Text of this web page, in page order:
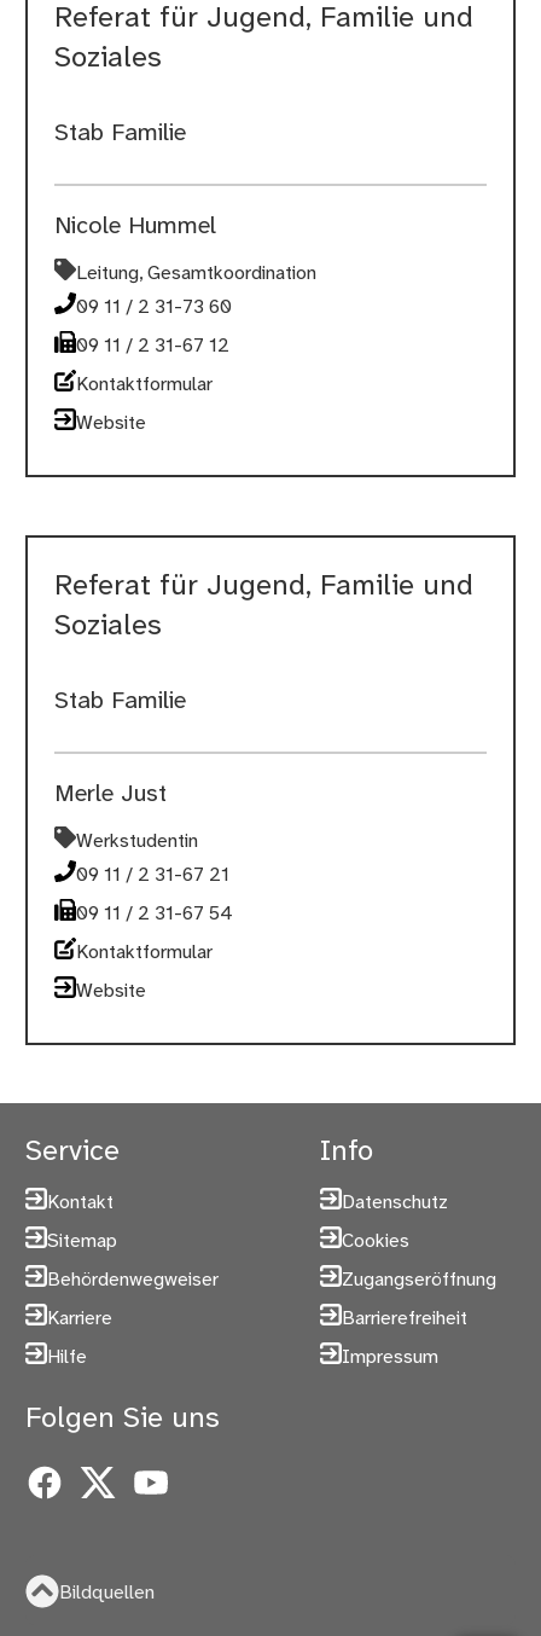
Referat für Jugend, Familie und
Soziales
Stab Familie
Nicole Hummel
Leitung, Gesamtkoordination
09 11 / 2 31-73 60
09 11 / 2 31-67 12
Kontaktformular
Website
Referat für Jugend, Familie und
Soziales
Stab Familie
Merle Just
Werkstudentin
09 11 / 2 31-67 21
09 11 / 2 31-67 54
Kontaktformular
Website
Service
Kontakt
Sitemap
Behördenwegweiser
Karriere
Hilfe
Info
Datenschutz
Cookies
Zugangseröffnung
Barrierefreiheit
Impressum
Folgen Sie uns
Facebook
X YouTube
Bildquellen